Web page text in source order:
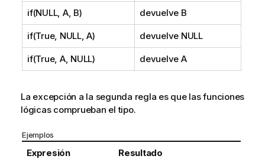
if(NULL, A, B) devuelve B
if(True, NULL, A) devuelve NULL
if(True, A, NULL) devuelve A
La excepción a la segunda regla es que las funciones
lógicas comprueban el tipo.
Ejemplos
Expresión Resultado